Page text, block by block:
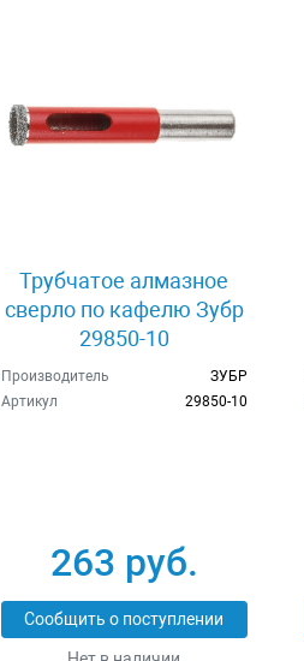
Трубчатое алмазное
сверло по кафелю Зубр
29850-10
Производитель
ЗУБР
Артикул
29850-10
263 руб.
Сообщить о поступлении